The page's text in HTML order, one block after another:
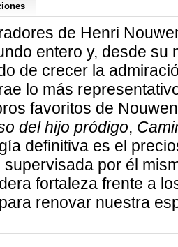
de Henri
entero y, desde su
de crecer la
lo más
favoritos de
del hijo pródigo,
definitiva es el
por él
fortaleza frente a
renovar nuestra